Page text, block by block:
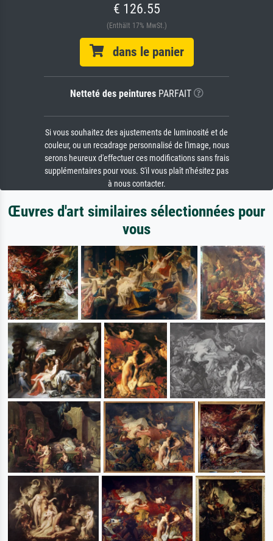
€ 126.55
(Enthält 17% MwSt.)
dans le panier
Netteté des peinturesPARFAIT
Si vous souhaitez des ajustements de luminosité et de
couleur, ou un recadrage personnalisé de l'image, nous
serons heureux d'effectuer ces modifications sans frais
supplémentaires pour vous. S'il vous plaît n'hésitez pas
à nous contacter.
Œuvres d'art similaires sélectionnées pour
vous